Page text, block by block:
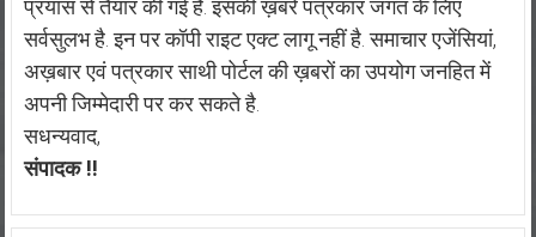
प्रयास से तैयार की गई है. इसकी ख़बरें पत्रकार जगत के लिए
सर्वसुलभ है. इन पर कॉपी राइट एक्ट लागू नहीं है. समाचार एजेंसियां,
अख़बार एवं पत्रकार साथी पोर्टल की ख़बरों का उपयोग जनहित में
अपनी जिम्मेदारी पर कर सकते है.
सधन्यवाद,
संपादक !!